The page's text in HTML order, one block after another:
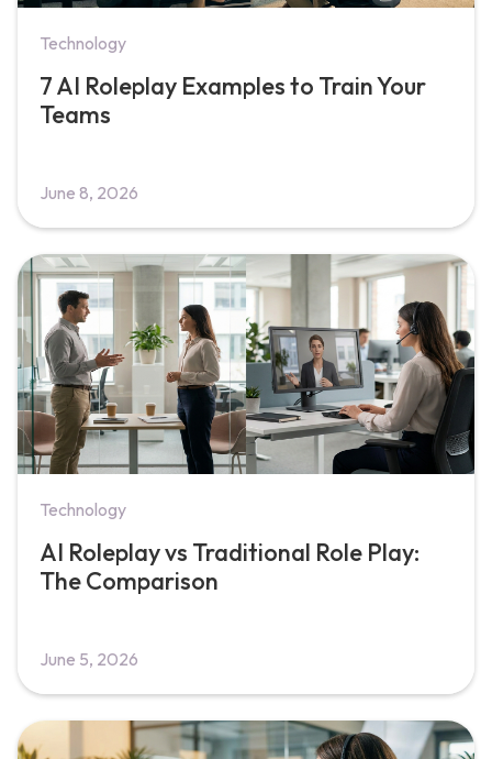
Technology
7 AI Roleplay Examples to Train Your
Teams
June 8, 2026
Technology
AI Roleplay vs Traditional Role Play:
The Comparison
June 5, 2026